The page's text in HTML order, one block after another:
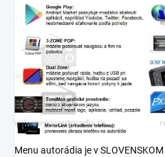
Menu autorádia je v SLOVENSKOM